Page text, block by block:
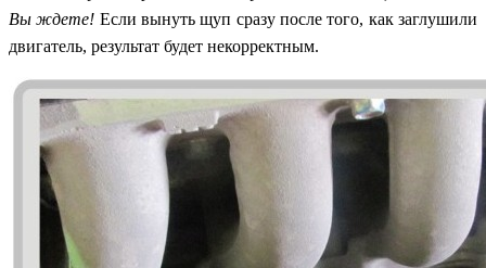
Вы ждете! Если вынуть щуп сразу после того, как заглушили
двигатель, результат будет некорректным.